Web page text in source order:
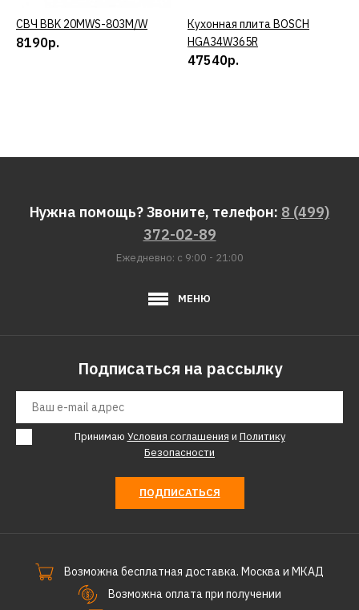
КУПИТЬ
СВЧ BBK 20MWS-803M/W
8190р.
КУПИТЬ
Кухонная плита BOSCH
HGA34W365R
47540р.
Нужна помощь? Звоните, телефон: 8 (499)
372-02-89
Ежедневно: с 9:00 - 21:00
МЕНЮ
Подписаться на рассылку
Принимаю Условия соглашения и Политику
Безопасности
ПОДПИСАТЬСЯ
Возможна бесплатная доставка. Москва и МКАД
Возможна оплата при получении